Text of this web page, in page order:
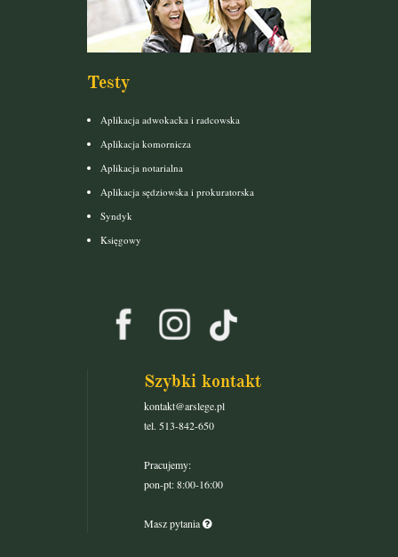
Testy
Aplikacja adwokacka i radcowska
Aplikacja komornicza
Aplikacja notarialna
Aplikacja sędziowska i prokuratorska
Syndyk
Księgowy
Szybki kontakt
kontakt@arslege.pl
tel. 513-842-650
Pracujemy:
pon-pt: 8:00-16:00
Masz pytania